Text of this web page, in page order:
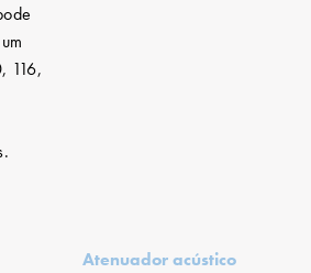
116,
Atenuador acústico